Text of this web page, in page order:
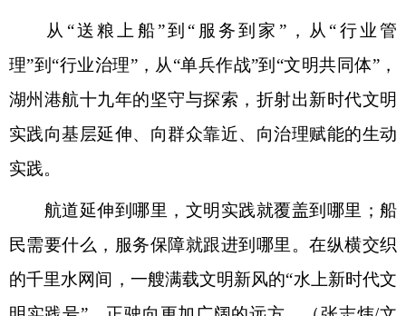
从“送粮上船”到“服务到家”，从“行业管
理”到“行业治理”，从“单兵作战”到“文明共同体”，
湖州港航十九年的坚守与探索，折射出新时代文明
实践向基层延伸、向群众靠近、向治理赋能的生动
实践。
航道延伸到哪里，文明实践就覆盖到哪里；船
民需要什么，服务保障就跟进到哪里。在纵横交织
的千里水网间，一艘满载文明新风的“水上新时代文